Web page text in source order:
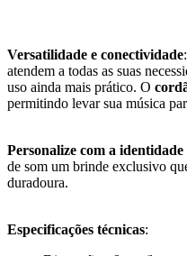
Versatilidade e conectividade
atendem a todas as suas
uso ainda mais prático. O
permitindo levar sua música
Personalize com a identidade
de som um brinde exclusivo
duradoura.
Especificações técnicas: